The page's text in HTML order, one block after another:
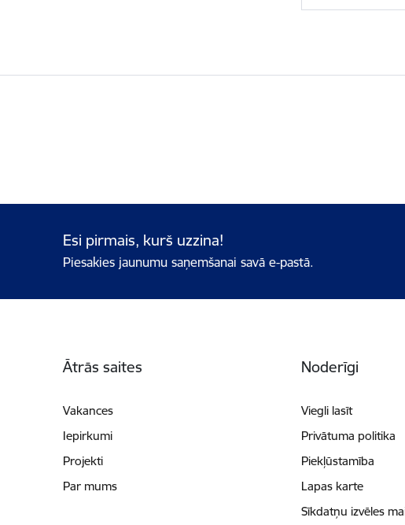
Esi pirmais, kurš uzzina!
Piesakies jaunumu saņemšanai savā e-pastā.
Ātrās saites
Vakances
Iepirkumi
Projekti
Par mums
Noderīgi
Viegli lasīt
Privātuma politika
Piekļūstamība
Lapas karte
Sīkdatņu izvēles